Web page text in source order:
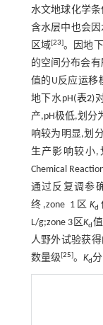
水文地球化学
含水层中也会
区域[23]。因地
的空间分布会
值的U反应运移
地下水pH(表2)
产,pH极低,划分
响较为明显,划
生产影响较小,
Chemical
通过反复调参
终,zone 1区 Kd
L/g;zone 3区Kd
人野外试验获得
数量级[25]。 Kd